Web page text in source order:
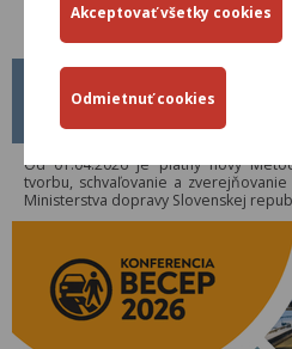
METODICKÝ POKYN MP
Od 01.04.2026 je platný nový
tvorbu, schvaľovanie a
Ministerstva dopravy Slovenskej